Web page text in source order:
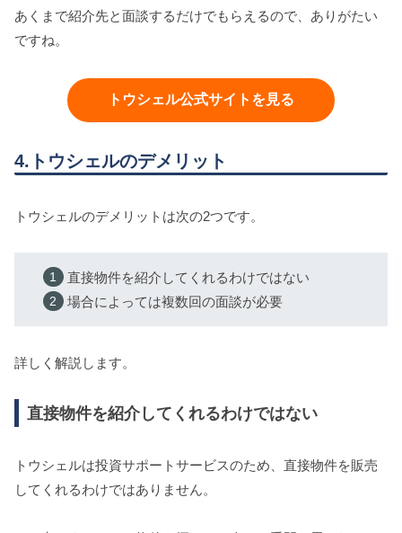
あくまで紹介先と面談するだけでもらえるので、ありがたい
ですね。
トウシェル公式サイトを見る
4.トウシェルのデメリット
トウシェルのデメリットは次の2つです。
直接物件を紹介してくれるわけではない
場合によっては複数回の面談が必要
詳しく解説します。
直接物件を紹介してくれるわけではない
トウシェルは投資サポートサービスのため、直接物件を販売
してくれるわけではありません。